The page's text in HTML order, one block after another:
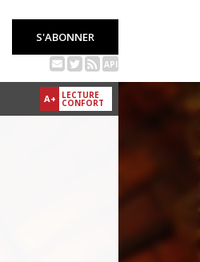
S'ABONNER
API
A+ LECTURE
CONFORT